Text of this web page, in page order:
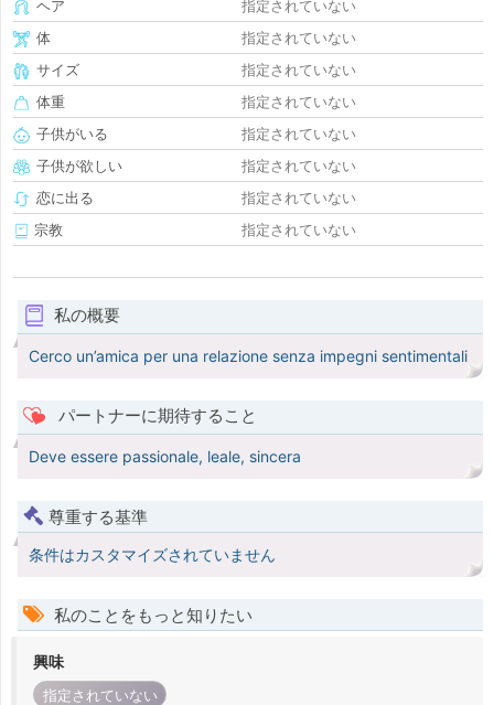
ヘア
指定されていない
体
指定されていない
サイズ
指定されていない
体重
指定されていない
子供がいる
指定されていない
子供が欲しい
指定されていない
恋に出る
指定されていない
宗教
指定されていない
私の概要
Cerco un’amica per una relazione senza impegni sentimentali
パートナーに期待すること
Deve essere passionale, leale, sincera
尊重する基準
条件はカスタマイズされていません
私のことをもっと知りたい
興味
指定されていない